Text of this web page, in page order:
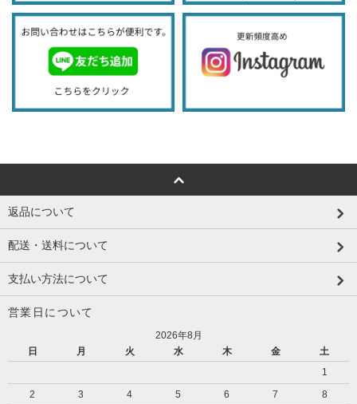
返品について
配送・送料について
支払い方法について
営業日について
2026年8月
日
月 火 水 木 金
土
1
2
3 4 5 6 7
8